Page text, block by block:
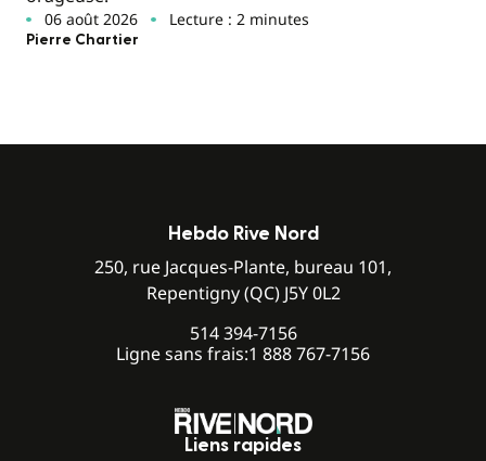
06 août 2026 Lecture : 2 minutes
Pierre Chartier
Hebdo Rive Nord
250, rue Jacques-Plante, bureau 101,
Repentigny (QC) J5Y 0L2
514 394-7156
Ligne sans frais:1 888 767-7156
Liens rapides